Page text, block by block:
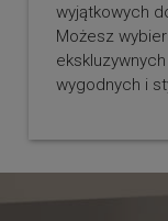
wyjątkowych
Możesz
wygodnych i